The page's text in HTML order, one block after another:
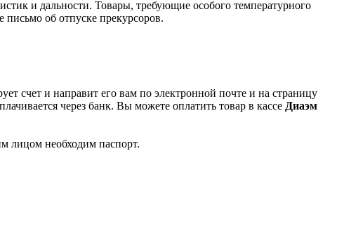
и дальности. Товары, требующие особого температурного
об отпуске прекурсоров.
счет и направит его вам по электронной почте и на страницу
через банк. Вы можете оплатить товар в кассе Диаэм
лицом необходим паспорт.